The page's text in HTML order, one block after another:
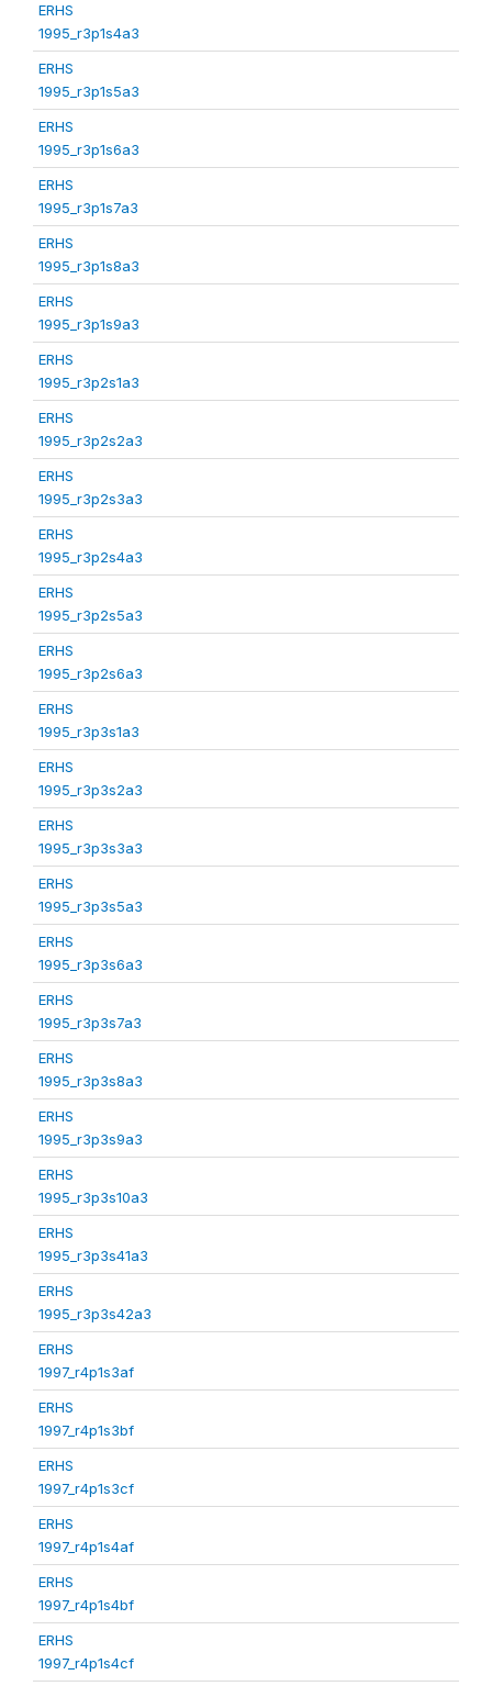
ERHS
1995_r3p1s4a3
ERHS
1995_r3p1s5a3
ERHS
1995_r3p1s6a3
ERHS
1995_r3p1s7a3
ERHS
1995_r3p1s8a3
ERHS
1995_r3p1s9a3
ERHS
1995_r3p2s1a3
ERHS
1995_r3p2s2a3
ERHS
1995_r3p2s3a3
ERHS
1995_r3p2s4a3
ERHS
1995_r3p2s5a3
ERHS
1995_r3p2s6a3
ERHS
1995_r3p3s1a3
ERHS
1995_r3p3s2a3
ERHS
1995_r3p3s3a3
ERHS
1995_r3p3s5a3
ERHS
1995_r3p3s6a3
ERHS
1995_r3p3s7a3
ERHS
1995_r3p3s8a3
ERHS
1995_r3p3s9a3
ERHS
1995_r3p3s10a3
ERHS
1995_r3p3s41a3
ERHS
1995_r3p3s42a3
ERHS
1997_r4p1s3af
ERHS
1997_r4p1s3bf
ERHS
1997_r4p1s3cf
ERHS
1997_r4p1s4af
ERHS
1997_r4p1s4bf
ERHS
1997_r4p1s4cf